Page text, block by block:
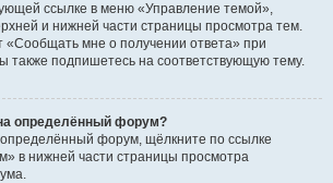
ссылке в меню «Управление темой»,
и нижней части страницы просмотра тем.
«Сообщать мне о получении ответа» при
также подпишетесь на соответствующую тему.
определённый форум?
форум, щёлкните по ссылке
в нижней части страницы просмотра